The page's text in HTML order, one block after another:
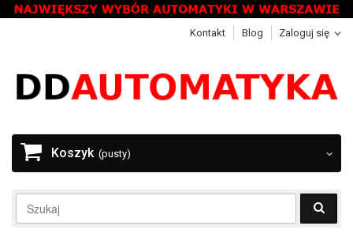
Zaloguj się
Kontakt Blog
Koszyk (pusty)